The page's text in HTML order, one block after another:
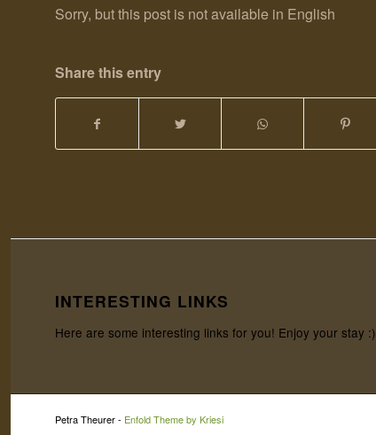
Sorry, but this post is not available in English
Share this entry
INTERESTING LINKS
Here are some interesting links for you! Enjoy your stay :)
Petra Theurer - Enfold Theme by Kriesi